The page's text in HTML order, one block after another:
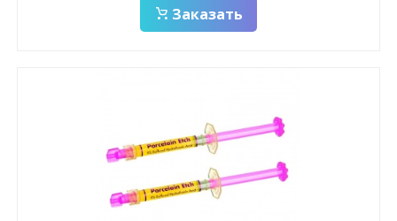
Заказать